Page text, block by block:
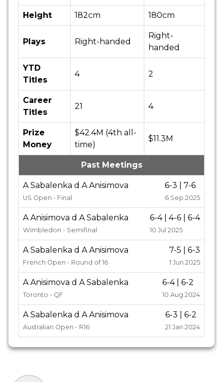
Height 182cm 180cm
Plays Right-handed
Right-
handed
YTD
Titles
4 2
Career
Titles
21 4
Prize
Money
$42.4M (4th all-
time)
$11.3M
Past Meetings
A Sabalenka d A Anisimova
US Open - Final
6-3 | 7-6
6 Sep 2025
A Anisimova d A Sabalenka
Wimbledon - Semifinal
6-4 | 4-6 | 6-4
10 Jul 2025
A Sabalenka d A Anisimova
French Open - Round of 16
7-5 | 6-3
1 Jun 2025
A Anisimova d A Sabalenka
Toronto - QF
6-4 | 6-2
10 Aug 2024
A Sabalenka d A Anisimova
Australian Open - R16
6-3 | 6-2
21 Jan 2024